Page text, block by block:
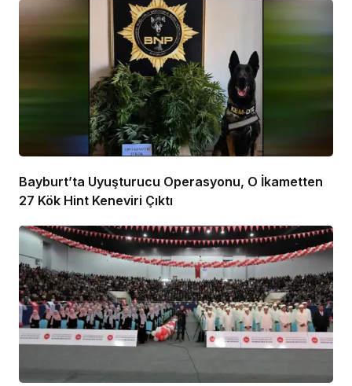
Bayburt’ta Uyuşturucu Operasyonu, O İkametten
27 Kök Hint Keneviri Çıktı